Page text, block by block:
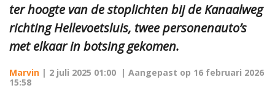
ter hoogte van de stoplichten bij de Kanaalweg
richting Hellevoetsluis, twee personenauto’s
met elkaar in botsing gekomen.
Marvin | 2 juli 2025 01:00 | Aangepast op 16 februari 2026
15:58